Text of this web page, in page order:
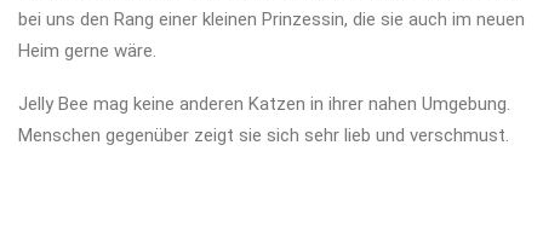
bei uns den Rang einer kleinen Prinzessin, die sie auch im neuen
Heim gerne wäre.
Jelly Bee mag keine anderen Katzen in ihrer nahen Umgebung.
Menschen gegenüber zeigt sie sich sehr lieb und verschmust.